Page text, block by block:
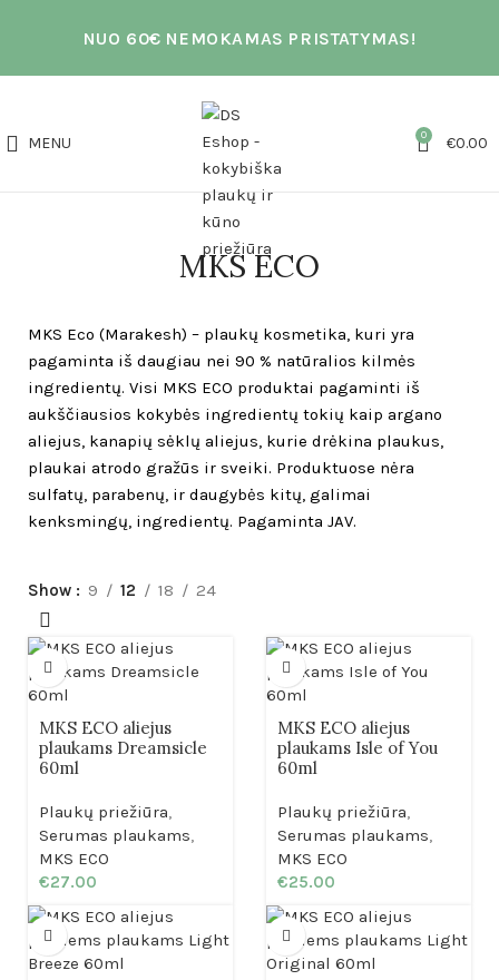
NUO 60€ NEMOKAMAS PRISTATYMAS!
MENU 0 €0.00
MKS ECO
MKS Eco (Marakesh) – plaukų kosmetika, kuri yra
pagaminta iš daugiau nei 90 % natūralios kilmės
ingredientų. Visi MKS ECO produktai pagaminti iš
aukščiausios kokybės ingredientų tokių kaip argano
aliejus, kanapių sėklų aliejus, kurie drėkina plaukus,
plaukai atrodo gražūs ir sveiki. Produktuose nėra
sulfatų, parabenų, ir daugybės kitų, galimai
kenksmingų, ingredientų. Pagaminta JAV.
Show 9 12 18 24
MKS ECO aliejus
plaukams Dreamsicle
60ml
Plaukų priežiūra,
Serumas plaukams,
MKS ECO
€27.00
MKS ECO aliejus
plaukams Isle of You
60ml
Plaukų priežiūra,
Serumas plaukams,
MKS ECO
€25.00